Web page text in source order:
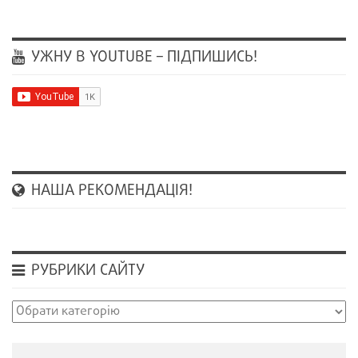
УЖНУ В YOUTUBE – ПІДПИШИСЬ!
НАША РЕКОМЕНДАЦІЯ!
РУБРИКИ САЙТУ
Рубрики